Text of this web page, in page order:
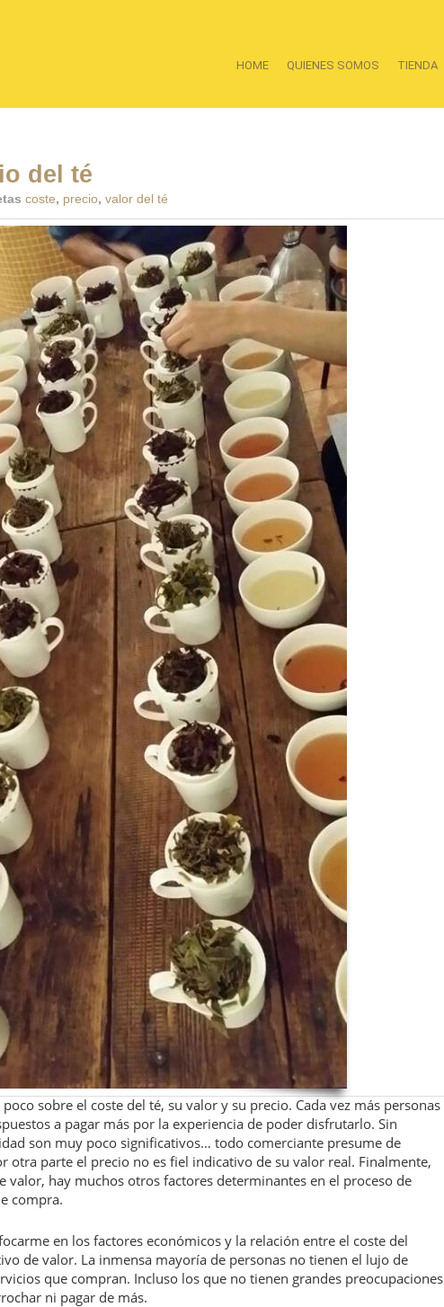
HOME QUIENES SOMOS TIENDA
del té
coste, precio, valor del té
sobre el coste del té, su valor y su precio. Cada vez más personas
a pagar más por la experiencia de poder disfrutarlo. Sin
son muy poco significativos… todo comerciante presume de
otra parte el precio no es fiel indicativo de su valor real. Finalmente,
valor, hay muchos otros factores determinantes en el proceso de
compra.
en los factores económicos y la relación entre el coste del
de valor. La inmensa mayoría de personas no tienen el lujo de
que compran. Incluso los que no tienen grandes preocupaciones
ni pagar de más.